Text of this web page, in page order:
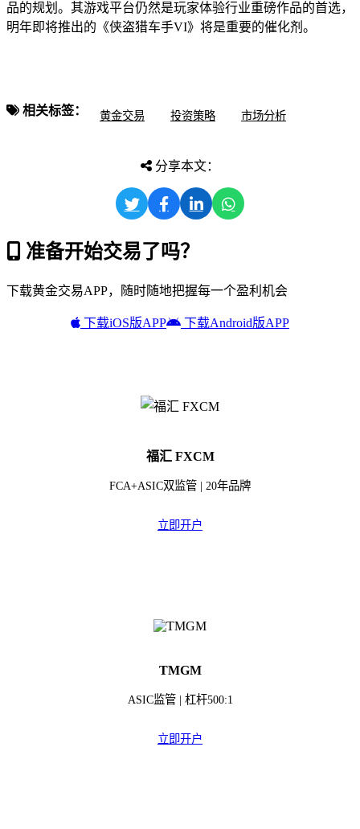
品的规划。其游戏平台仍然是玩家体验行业重磅作品的首选，
明年即将推出的《侠盗猎车手VI》将是重要的催化剂。
相关标签： 黄金交易 投资策略 市场分析
分享本文：
准备开始交易了吗？
下载黄金交易APP，随时随地把握每一个盈利机会
下载iOS版APP 下载Android版APP
福汇 FXCM
FCA+ASIC双监管 | 20年品牌
立即开户
TMGM
ASIC监管 | 杠杆500:1
立即开户